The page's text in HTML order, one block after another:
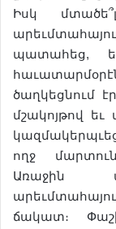
Իսկ
պատահեց,
ծաղկեցնում
մշակոյթով եւ
ողջ
Առաջին
ճակատ։